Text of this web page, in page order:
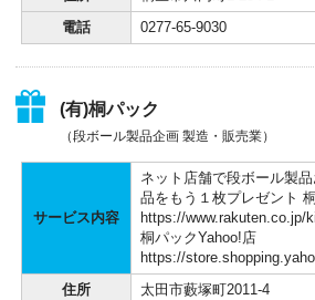
電話 0277-65-9030
(有)桐パック
（段ボール製品企画 製造・販売業）
サービス内容
ネット店舗で段ボール製
品をもう１枚プレゼント
https://www.rakuten.co.jp/
桐パックYahoo!店
https://
住所 太田市藪塚町2011-4